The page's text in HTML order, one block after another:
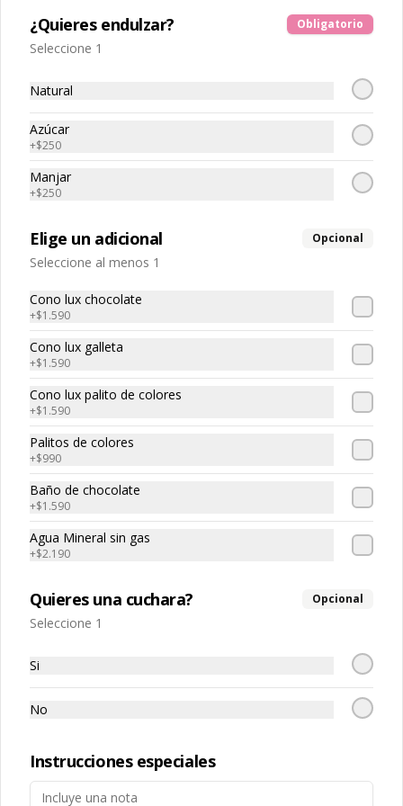
Helado de 900 ml con 5 frutas a
elección.
$9.790
Yogen to go small 🌟
Popular
elección.
$6.990
Conócenos
Franquicias
Términos y condiciones
Política de privacidad
Redes sociales
Instagram
Mi cuenta
¿Quieres endulzar? Obligatorio
Seleccione 1
Natural
Azúcar
+$250
Manjar
+$250
Elige un adicional Opcional
Seleccione al menos 1
Cono lux chocolate
+$1.590
Cono lux galleta
+$1.590
Cono lux palito de colores
+$1.590
Palitos de colores
+$990
Baño de chocolate
+$1.590
Agua Mineral sin gas
+$2.190
Quieres una cuchara? Opcional
Seleccione 1
Si
No
Instrucciones especiales